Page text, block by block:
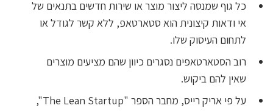
כל גוף שמנסה ליצור מוצר או שירות חדשים בתנאים של
אי ודאות קיצונית הוא סטארטאפ, ללא קשר לגודל או
לתחום העיסוק שלו.
רוב הסטארטאפים נסגרים כיוון שהם מציעים מוצרים
שאין להם ביקוש.
על פי אריק רייס, מחבר הספר "The Lean Startup",